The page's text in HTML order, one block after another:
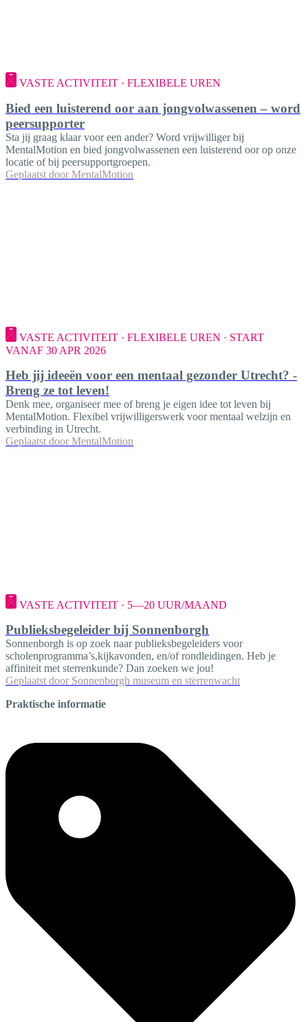
VASTE ACTIVITEIT · FLEXIBELE UREN
Bied een luisterend oor aan jongvolwassenen – word
peersupporter
Sta jij graag klaar voor een ander? Word vrijwilliger bij
MentalMotion en bied jongvolwassenen een luisterend oor op onze
locatie of bij peersupportgroepen.
Geplaatst door MentalMotion
VASTE ACTIVITEIT · FLEXIBELE UREN · START
VANAF 30 APR 2026
Heb jij ideeën voor een mentaal gezonder Utrecht? -
Breng ze tot leven!
Denk mee, organiseer mee of breng je eigen idee tot leven bij
MentalMotion. Flexibel vrijwilligerswerk voor mentaal welzijn en
verbinding in Utrecht.
Geplaatst door MentalMotion
VASTE ACTIVITEIT · 5—20 UUR/MAAND
Publieksbegeleider bij Sonnenborgh
Sonnenborgh is op zoek naar publieksbegeleiders voor
scholenprogramma’s,kijkavonden, en/of rondleidingen. Heb je
affiniteit met sterrenkunde? Dan zoeken we jou!
Geplaatst door Sonnenborgh museum en sterrenwacht
Praktische informatie